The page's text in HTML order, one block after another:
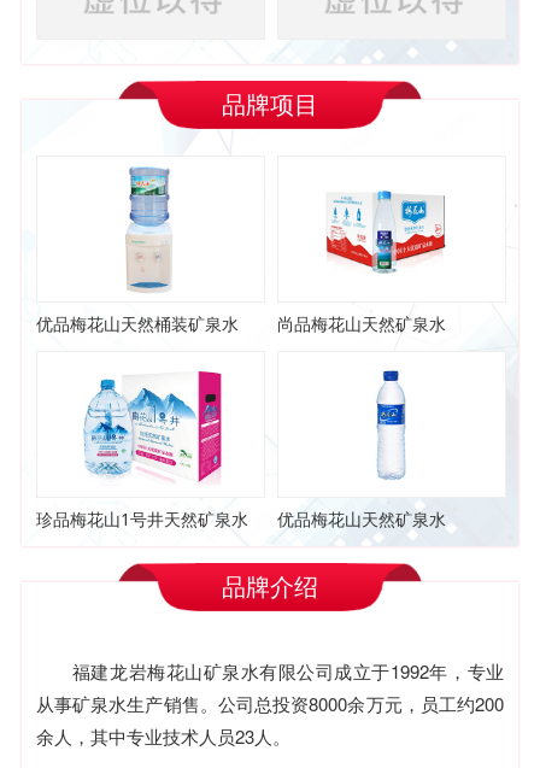
品牌项目
优品梅花山天然桶装矿泉水 尚品梅花山天然矿泉水
珍品梅花山1号井天然矿泉水 优品梅花山天然矿泉水
品牌介绍
福建龙岩梅花山矿泉水有限公司成立于1992年，专业
从事矿泉水生产销售。公司总投资8000余万元，员工约200
余人，其中专业技术人员23人。